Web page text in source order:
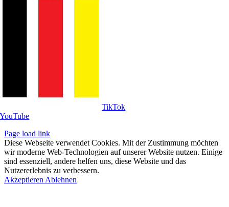
Tik­Tok
You­Tube
Page load link
Diese Webseite verwendet Cookies. Mit der Zustimmung möchten
wir moderne Web-Technologien auf unserer Website nutzen. Einige
sind essenziell, andere helfen uns, diese Website und das
Nutzererlebnis zu verbessern.
Akzeptieren Ablehnen